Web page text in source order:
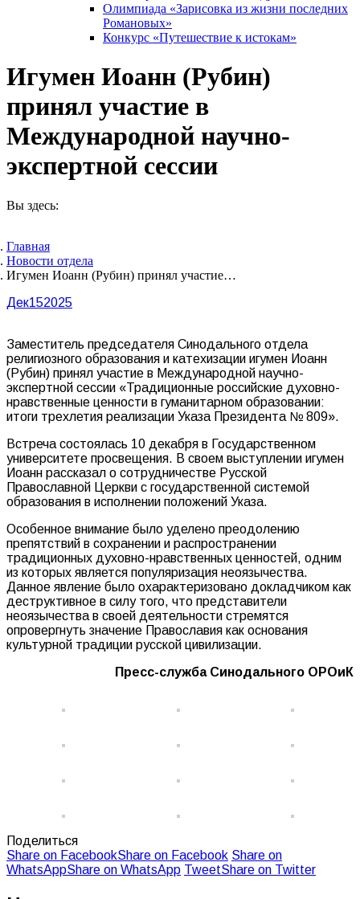
Олимпиада «Зарисовка из жизни последних
Романовых»
Конкурс «Путешествие к истокам»
Игумен Иоанн (Рубин)
принял участие в
Международной научно-
экспертной сессии
Вы здесь:
Главная
Новости отдела
Игумен Иоанн (Рубин) принял участие…
Дек152025
Заместитель председателя Синодального отдела
религиозного образования и катехизации игумен Иоанн
(Рубин) принял участие в Международной научно-
экспертной сессии «Традиционные российские духовно-
нравственные ценности в гуманитарном образовании:
итоги трехлетия реализации Указа Президента № 809».
Встреча состоялась 10 декабря в Государственном
университете просвещения. В своем выступлении игумен
Иоанн рассказал о сотрудничестве Русской
Православной Церкви с государственной системой
образования в исполнении положений Указа.
Особенное внимание было уделено преодолению
препятствий в сохранении и распространении
традиционных духовно-нравственных ценностей, одним
из которых является популяризация неоязычества.
Данное явление было охарактеризовано докладчиком как
деструктивное в силу того, что представители
неоязычества в своей деятельности стремятся
опровергнуть значение Православия как основания
культурной традиции русской цивилизации.
Пресс-служба Синодального ОРОиК
Поделиться
Share on FacebookShare on Facebook Share on
WhatsAppShare on WhatsApp TweetShare on Twitter